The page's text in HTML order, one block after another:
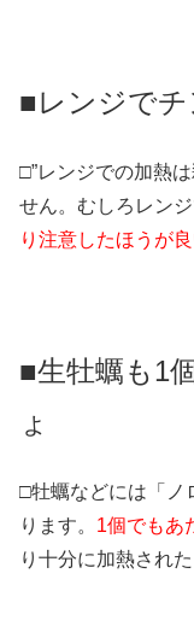
■レンジでチ
□”レンジでの加熱
せん。むしろレンジ
り注意したほうが
■生牡蠣も1
ょ
□牡蠣などには「ノ
ります。 1個でもあ
り十分に加熱され